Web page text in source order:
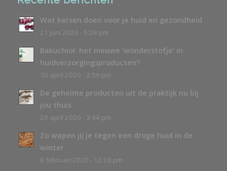
Wat kersen doen voor je huid en gezondheid
21 juni 2020 - 5:26 pm
Bakuchiol: het nieuwe ‘wonderstofje’ in
huidverzorgingsproducten?
30 april 2020 - 2:59 pm
De geheime producten uit de praktijk nu bij
jou thuis
20 april 2020 - 3:44 pm
Zo wapen jij je tegen een droge huid in de
winter
8 februari 2020 - 12:28 pm